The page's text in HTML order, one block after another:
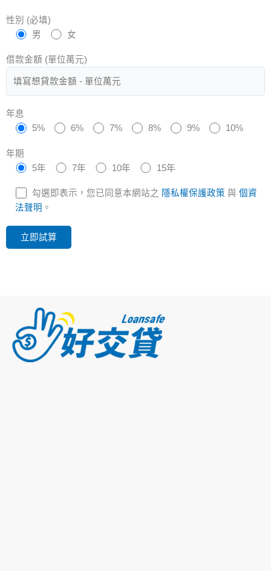
性別 (必填)
男
女
借款金額 (單位萬元)
年息
5%
6% 7% 8% 9% 10%
年期
5年
7年 10年 15年
勾選即表示，您已同意本網站之 隱私權保護政策 與 個資
法聲明 。